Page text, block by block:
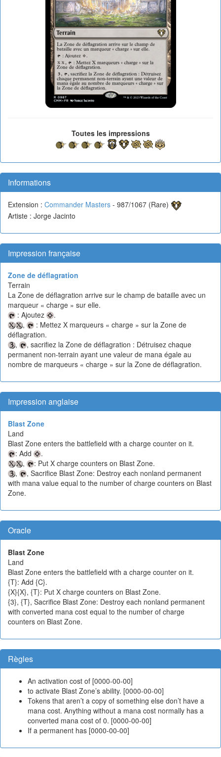
Toutes les impressions
Informations
Extension : Commander Masters - 987/1067 (Rare)
Artiste : Jorge Jacinto
Impression française
Zone de déflagration
Terrain
La Zone de déflagration arrive sur le champ de bataille avec un
marqueur « charge » sur elle.
: Ajoutez
.
,
: Mettez X marqueurs « charge » sur la Zone de
déflagration.
,
, sacrifiez la Zone de déflagration : Détruisez chaque
permanent non-terrain ayant une valeur de mana égale au
nombre de marqueurs « charge » sur la Zone de déflagration.
Impression anglaise
Blast Zone
Land
Blast Zone enters the battlefield with a charge counter on it.
: Add
.
,
: Put X charge counters on Blast Zone.
,
, Sacrifice Blast Zone: Destroy each nonland permanent
with mana value equal to the number of charge counters on Blast
Zone.
Oracle
Blast Zone
Land
Blast Zone enters the battlefield with a charge counter on it.
{T}: Add {C}.
{X}{X}, {T}: Put X charge counters on Blast Zone.
{3}, {T}, Sacrifice Blast Zone: Destroy each nonland permanent
with converted mana cost equal to the number of charge
counters on Blast Zone.
Règles
An activation cost of [0000-00-00]
to activate Blast Zone’s ability. [0000-00-00]
Tokens that aren’t a copy of something else don’t have a
mana cost. Anything without a mana cost normally has a
converted mana cost of 0. [0000-00-00]
If a permanent has [0000-00-00]